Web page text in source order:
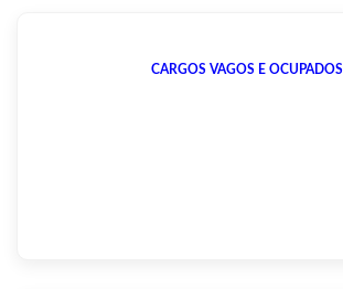
CARGOS VAGOS E OCUPADOS